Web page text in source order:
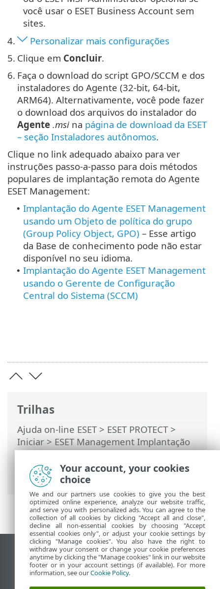
Trilhas
Ajuda on-line ESET> ESET PROTECT>
Iniciar>ESET Management Implantação
do agente>Implantação remota>
Implantação do agente usando GPO ou
SCCM
você usar o ESET Business Account sem
sites.
4.
Personalizar mais configurações
5. Clique em Concluir.
6. Faça o download do script GPO/SCCM e dos
instaladores do Agente (32-bit, 64-bit,
ARM64). Alternativamente, você pode fazer
o download dos arquivos do instalador do
Agente .msi na página de download da ESET
– seção Instaladores autônomos.
Clique no link adequado abaixo para ver
instruções passo-a-passo para dois métodos
populares de implantação remota do Agente
ESET Management:
• Implantação do Agente ESET Management
usando um Objeto de política do grupo
(Group Policy Object, GPO) – Esse artigo
da Base de conhecimento pode não estar
disponível no seu idioma.
• Implantação do Agente ESET Management
usando o Gerente de Configuração
Central do Sistema (SCCM)
Ver site para desktop
End of Life
Base de conhecimento ESET
Your account, your cookies
choice
We and our partners use cookies to give you the best
optimized online experience, analyze our website traffic,
and serve you with personalized ads. You can agree to the
collection of all cookies by clicking "Accept all and close",
decline all non-essential cookies by choosing "Accept
essential cookies only", or adjust your cookie settings by
clicking "Manage cookies". You also have the right to
withdraw your consent or change your cookie preferences
anytime by clicking the "Manage cookies" link in our website
footer or in your account settings (if available). For more
information, see ourCookie Policy.